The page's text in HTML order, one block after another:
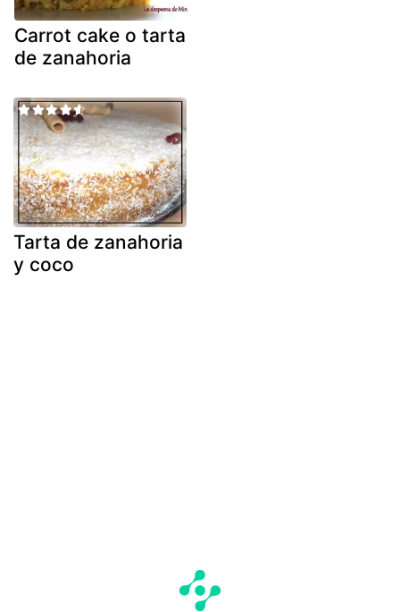
Carrot cake o tarta
de zanahoria
Tarta de zanahoria
y coco